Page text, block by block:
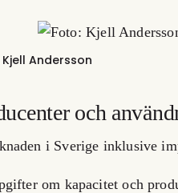
Andersson
och
i Sverige inklusive
om kapacitet och